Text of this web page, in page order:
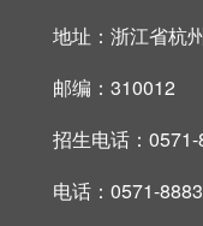
地址：浙江省杭
邮编：310012
招生电话：
电话：0571-